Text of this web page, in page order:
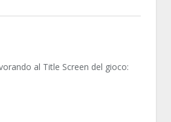
al Title Screen del gioco: